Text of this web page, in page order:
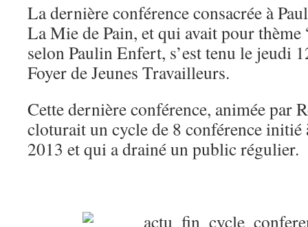
La dernière conférence consacrée à
La Mie de Pain, et qui avait pour
selon Paulin Enfert, s’est tenu le jeudi
Foyer de Jeunes Travailleurs.
Cette dernière conférence, animée par
cloturait un cycle de 8 conférence initié
2013 et qui a drainé un public régulier.